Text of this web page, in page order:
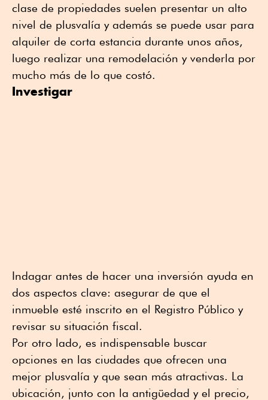
clase de propiedades suelen presentar un alto
nivel de plusvalía y además se puede usar para
alquiler de corta estancia durante unos años,
luego realizar una remodelación y venderla por
mucho más de lo que costó.
Investigar
Indagar antes de hacer una inversión ayuda en
dos aspectos clave: asegurar de que el
inmueble esté inscrito en el Registro Público y
revisar su situación fiscal.
Por otro lado, es indispensable buscar
opciones en las ciudades que ofrecen una
mejor plusvalía y que sean más atractivas. La
ubicación, junto con la antigüedad y el precio,